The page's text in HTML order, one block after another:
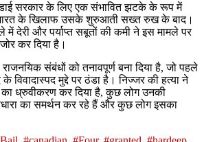
सरकार के लिए एक संभावित झटके के रूप में
के खिलाफ उसके शुरुआती सख्त रुख के बाद।
देरी और पर्याप्त सबूतों की कमी ने इस मामले पर
कर दिया है।
संबंधों को तनावपूर्ण बना दिया है, जो पहले
विवादास्पद मुद्दे पर ठंडा है। निज्जर की हत्या ने
का ध्रुवीकरण कर दिया है, कुछ लोग उनकी
का समर्थन कर रहे हैं और कुछ लोग इसका